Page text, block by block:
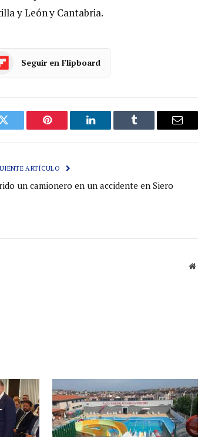
y León y Cantabria.
Seguir en Flipboard
Gorjeo Pinterest LinkedIn Tumblr
Correo
ARTÍCULO
un camionero en un accidente en Siero
Sitio